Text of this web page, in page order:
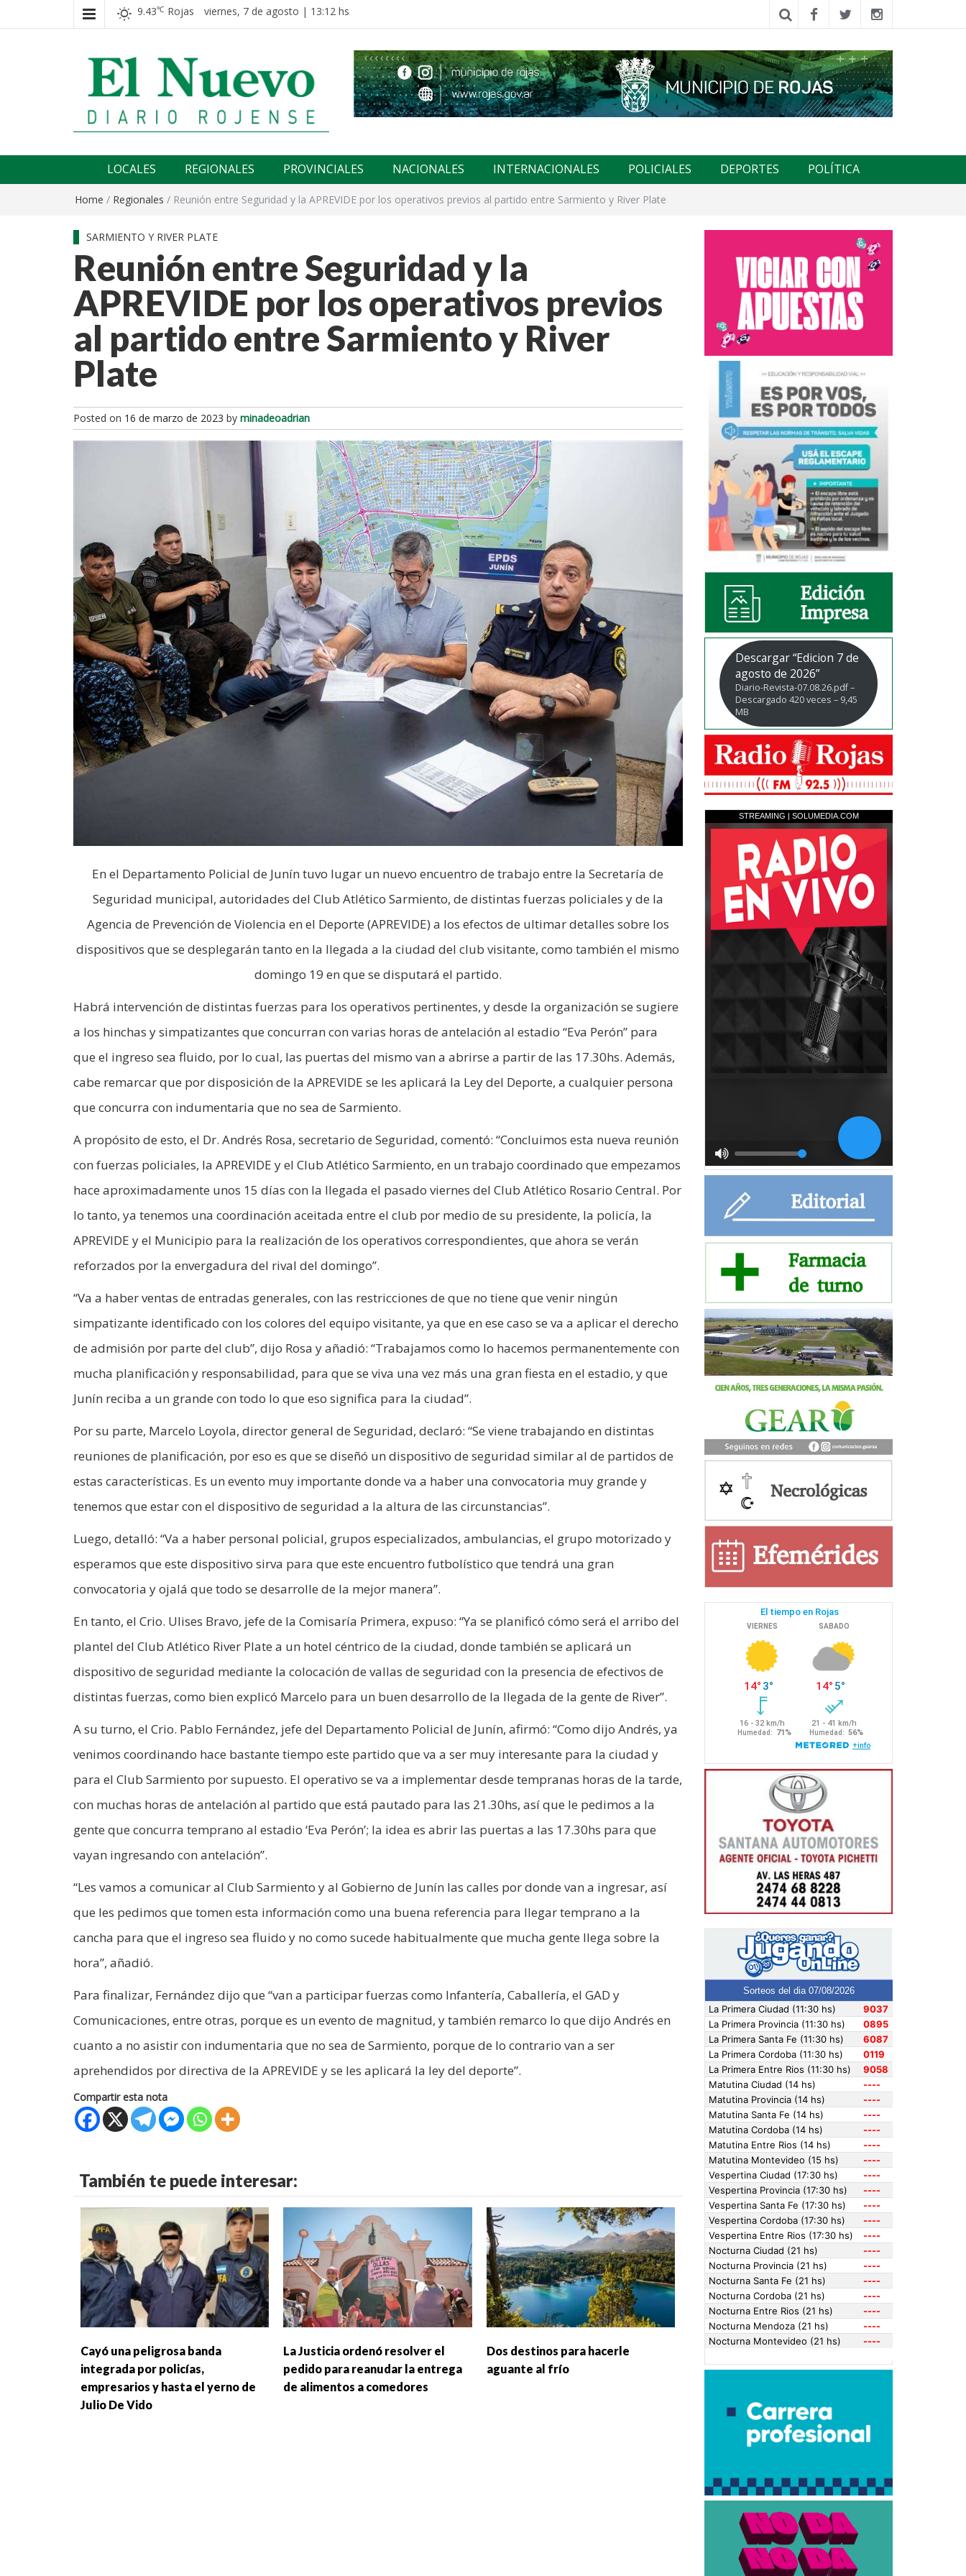
9.43℃ Rojas viernes, 7 de agosto | 13:12 hs
El nuevo rojense
LOCALES REGIONALES PROVINCIALES NACIONALES INTERNACIONALES POLICIALES DEPORTES POLÍTICA
Home / Regionales / Reunión entre Seguridad y la APREVIDE por los operativos previos al partido entre Sarmiento y River Plate
SARMIENTO Y RIVER PLATE
Reunión entre Seguridad y la
APREVIDE por los operativos previos
al partido entre Sarmiento y River
Plate
Posted on 16 de marzo de 2023 by minadeoadrian
En el Departamento Policial de Junín tuvo lugar un nuevo encuentro de trabajo entre la Secretaría de
Seguridad municipal, autoridades del Club Atlético Sarmiento, de distintas fuerzas policiales y de la
Agencia de Prevención de Violencia en el Deporte (APREVIDE) a los efectos de ultimar detalles sobre los
dispositivos que se desplegarán tanto en la llegada a la ciudad del club visitante, como también el mismo
domingo 19 en que se disputará el partido.
Habrá intervención de distintas fuerzas para los operativos pertinentes, y desde la organización se sugiere
a los hinchas y simpatizantes que concurran con varias horas de antelación al estadio “Eva Perón” para
que el ingreso sea fluido, por lo cual, las puertas del mismo van a abrirse a partir de las 17.30hs. Además,
cabe remarcar que por disposición de la APREVIDE se les aplicará la Ley del Deporte, a cualquier persona
que concurra con indumentaria que no sea de Sarmiento.
A propósito de esto, el Dr. Andrés Rosa, secretario de Seguridad, comentó: “Concluimos esta nueva reunión
con fuerzas policiales, la APREVIDE y el Club Atlético Sarmiento, en un trabajo coordinado que empezamos
hace aproximadamente unos 15 días con la llegada el pasado viernes del Club Atlético Rosario Central. Por
lo tanto, ya tenemos una coordinación aceitada entre el club por medio de su presidente, la policía, la
APREVIDE y el Municipio para la realización de los operativos correspondientes, que ahora se verán
reforzados por la envergadura del rival del domingo”.
“Va a haber ventas de entradas generales, con las restricciones de que no tiene que venir ningún
simpatizante identificado con los colores del equipo visitante, ya que en ese caso se va a aplicar el derecho
de admisión por parte del club”, dijo Rosa y añadió: “Trabajamos como lo hacemos permanentemente con
mucha planificación y responsabilidad, para que se viva una vez más una gran fiesta en el estadio, y que
Junín reciba a un grande con todo lo que eso significa para la ciudad”.
Por su parte, Marcelo Loyola, director general de Seguridad, declaró: “Se viene trabajando en distintas
reuniones de planificación, por eso es que se diseñó un dispositivo de seguridad similar al de partidos de
estas características. Es un evento muy importante donde va a haber una convocatoria muy grande y
tenemos que estar con el dispositivo de seguridad a la altura de las circunstancias”.
Luego, detalló: “Va a haber personal policial, grupos especializados, ambulancias, el grupo motorizado y
esperamos que este dispositivo sirva para que este encuentro futbolístico que tendrá una gran
convocatoria y ojalá que todo se desarrolle de la mejor manera”.
En tanto, el Crio. Ulises Bravo, jefe de la Comisaría Primera, expuso: “Ya se planificó cómo será el arribo del
plantel del Club Atlético River Plate a un hotel céntrico de la ciudad, donde también se aplicará un
dispositivo de seguridad mediante la colocación de vallas de seguridad con la presencia de efectivos de
distintas fuerzas, como bien explicó Marcelo para un buen desarrollo de la llegada de la gente de River”.
A su turno, el Crio. Pablo Fernández, jefe del Departamento Policial de Junín, afirmó: “Como dijo Andrés, ya
venimos coordinando hace bastante tiempo este partido que va a ser muy interesante para la ciudad y
para el Club Sarmiento por supuesto. El operativo se va a implementar desde tempranas horas de la tarde,
con muchas horas de antelación al partido que está pautado para las 21.30hs, así que le pedimos a la
gente que concurra temprano al estadio ‘Eva Perón’; la idea es abrir las puertas a las 17.30hs para que
vayan ingresando con antelación”.
“Les vamos a comunicar al Club Sarmiento y al Gobierno de Junín las calles por donde van a ingresar, así
que les pedimos que tomen esta información como una buena referencia para llegar temprano a la
cancha para que el ingreso sea fluido y no como sucede habitualmente que mucha gente llega sobre la
hora”, añadió.
Para finalizar, Fernández dijo que “van a participar fuerzas como Infantería, Caballería, el GAD y
Comunicaciones, entre otras, porque es un evento de magnitud, y también remarco lo que dijo Andrés en
cuanto a no asistir con indumentaria que no sea de Sarmiento, porque de lo contrario van a ser
aprehendidos por directiva de la APREVIDE y se les aplicará la ley del deporte”.
Compartir esta nota
También te puede interesar:
Cayó una peligrosa banda
integrada por policías,
empresarios y hasta el yerno de
Julio De Vido
La Justicia ordenó resolver el
pedido para reanudar la entrega
de alimentos a comedores
Dos destinos para hacerle
aguante al frío
Descargar “Edicion 7 de
agosto de 2026”
Diario-Revista-07.08.26.pdf –
Descargado 420 veces – 9,45
MB